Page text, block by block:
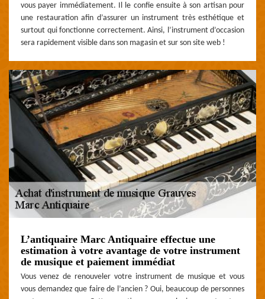
vous payer immédiatement. Il le confie ensuite à son artisan pour
une restauration afin d’assurer un instrument très esthétique et
surtout qui fonctionne correctement. Ainsi, l’instrument d’occasion
sera rapidement visible dans son magasin et sur son site web !
L’antiquaire Marc Antiquaire effectue une
estimation à votre avantage de votre instrument
de musique et paiement immédiat
Vous venez de renouveler votre instrument de musique et vous
vous demandez que faire de l’ancien ? Oui, beaucoup de personnes